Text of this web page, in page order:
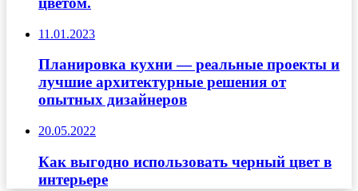
11.01.2023
Планировка кухни — реальные проекты и
лучшие архитектурные решения от
опытных дизайнеров
20.05.2022
Как выгодно использовать черный цвет в
интерьере